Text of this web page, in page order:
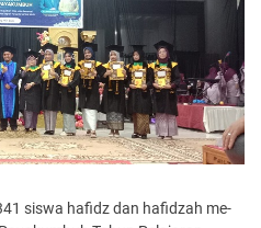
siswa hafidz dan hafidzah me­